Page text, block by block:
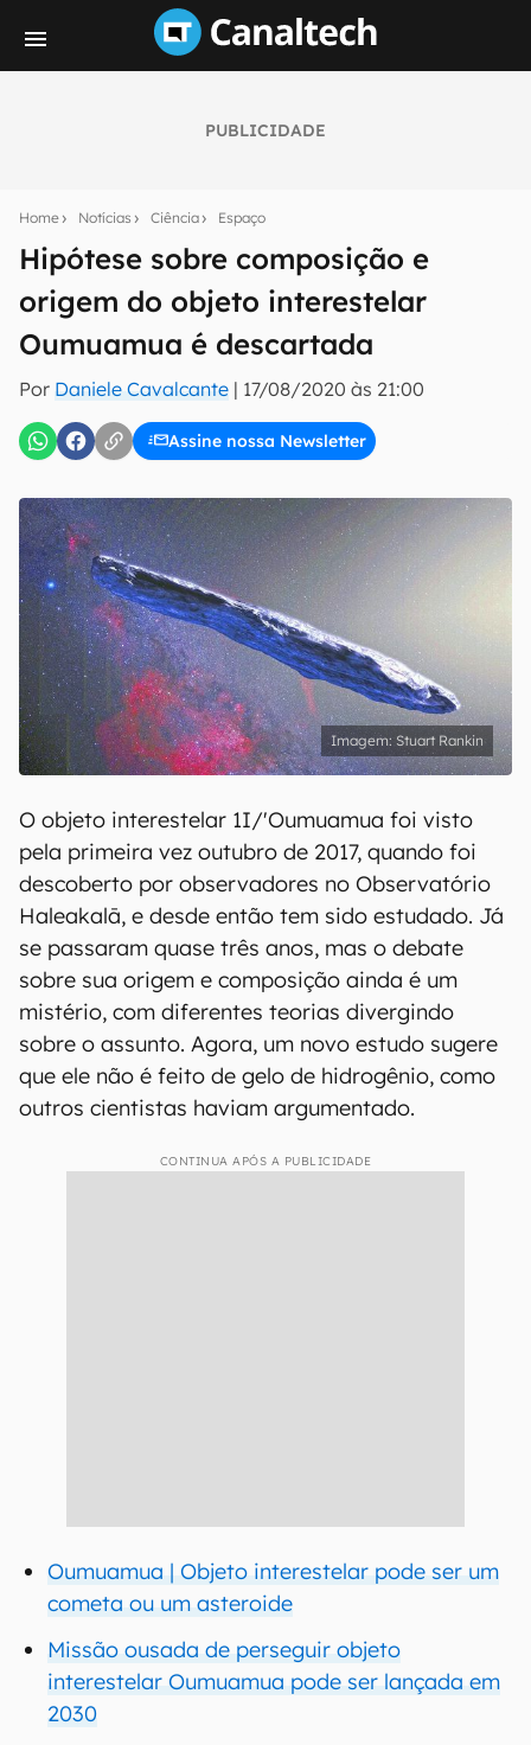
PUBLICIDADE
Home Notícias Ciência Espaço
Hipótese sobre composição e
origem do objeto interestelar
Oumuamua é descartada
Por Daniele Cavalcante | 17/08/2020 às 21:00
Assine nossa Newsletter
notícias e reviews sobre tecnologia em primeira
mão.
E-mail
inscreva-se
Uso e Política de Privacidade do Canaltech.
Stuart Rankin
O objeto interestelar 1I/'Oumuamua foi visto
pela primeira vez outubro de 2017, quando foi
descoberto por observadores no Observatório
Haleakalā, e desde então tem sido estudado. Já
se passaram quase três anos, mas o debate
sobre sua origem e composição ainda é um
mistério, com diferentes teorias divergindo
sobre o assunto. Agora, um novo estudo sugere
que ele não é feito de gelo de hidrogênio, como
outros cientistas haviam argumentado.
CONTINUA APÓS A PUBLICIDADE
Oumuamua | Objeto interestelar pode ser um
cometa ou um asteroide
Missão ousada de perseguir objeto
interestelar Oumuamua pode ser lançada em
2030